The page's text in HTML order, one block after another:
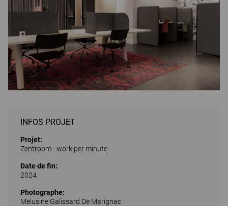
INFOS PROJET
Projet:
Zentroom - work per minute
Date de fin:
2024
Photographe:
Melusine Galissard De Marignac